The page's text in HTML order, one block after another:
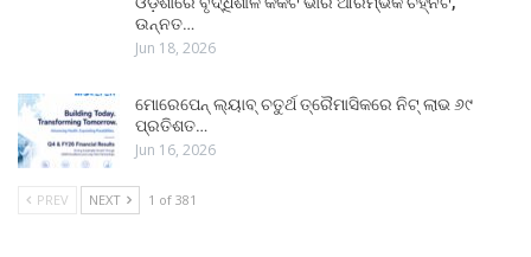
ଉନ୍ନତ…
Jun 18, 2026
ମୋରେପେନ୍ ଲ୍ୟାବ୍ ଚତୁର୍ଥ ତ୍ରୈମାସିକରେ ନିଟ୍ ଲାଭ ୬୯
ପ୍ରତିଶତ…
Jun 16, 2026
PREV NEXT 1 of 381